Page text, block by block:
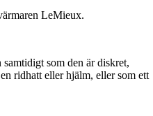
LeMieux.
som den är diskret,
ridhatt eller hjälm, eller som ett